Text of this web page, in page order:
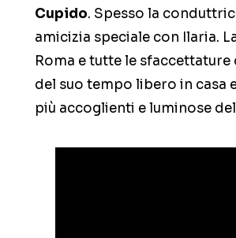
Cupido. Spesso la
amicizia speciale con Ilaria.
Roma e tutte le
del suo tempo libero in casa
più accoglienti e luminose